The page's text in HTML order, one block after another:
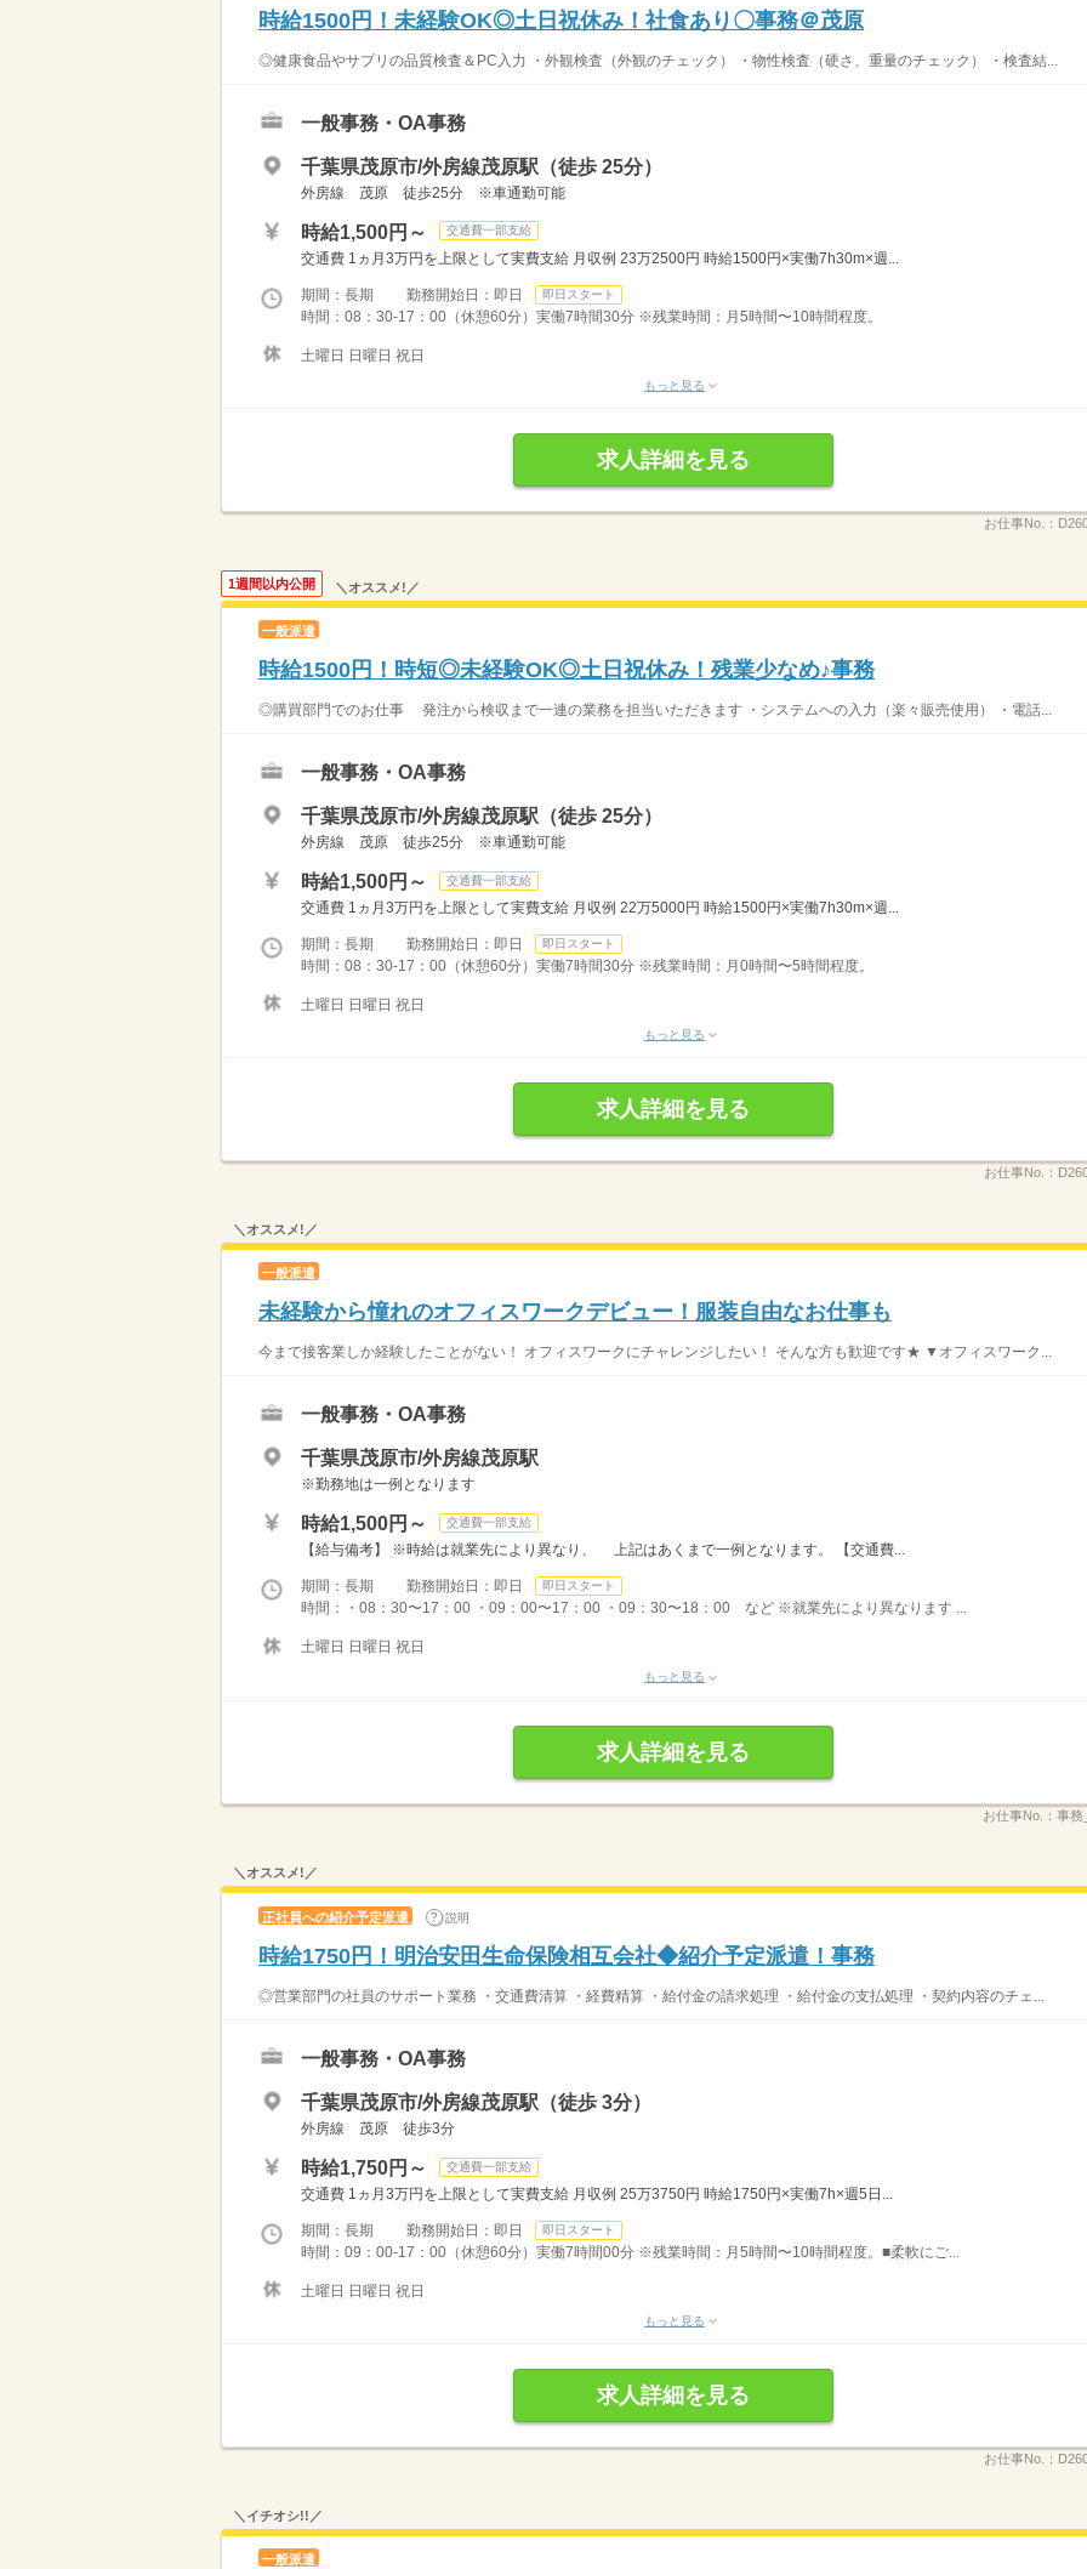
時給1500円！未経験OK◎土日祝休み！社食あり〇事務＠茂原
◎健康食品やサプリの品質検査＆PC入力 ・外観検査（外観のチェック） ・物性検査（硬さ、重量のチェック） ・検査結...
一般事務・OA事務
千葉県茂原市/外房線茂原駅（徒歩 25分）
外房線 茂原 徒歩25分 ※車通勤可能
時給1,500円～ 交通費一部支給
交通費 1ヵ月3万円を上限として実費支給 月収例 23万2500円 時給1500円×実働7h30m×週...
期間：長期 勤務開始日：即日 即日スタート
時間：08：30-17：00（休憩60分）実働7時間30分 ※残業時間：月5時間〜10時間程度。
土曜日 日曜日 祝日
もっと見る
求人詳細を見る
お仕事No.：
1週間以内公開 ＼オススメ!／
一般派遣
時給1500円！時短◎未経験OK◎土日祝休み！残業少なめ♪事務
◎購買部門でのお仕事 発注から検収まで一連の業務を担当いただきます ・システムへの入力（楽々販売使用） ・電話...
一般事務・OA事務
千葉県茂原市/外房線茂原駅（徒歩 25分）
外房線 茂原 徒歩25分 ※車通勤可能
時給1,500円～ 交通費一部支給
交通費 1ヵ月3万円を上限として実費支給 月収例 22万5000円 時給1500円×実働7h30m×週...
期間：長期 勤務開始日：即日 即日スタート
時間：08：30-17：00（休憩60分）実働7時間30分 ※残業時間：月0時間〜5時間程度。
土曜日 日曜日 祝日
もっと見る
求人詳細を見る
お仕事No.：
＼オススメ!／
一般派遣
未経験から憧れのオフィスワークデビュー！服装自由なお仕事も
今まで接客業しか経験したことがない！ オフィスワークにチャレンジしたい！ そんな方も歓迎です★ ▼オフィスワーク...
一般事務・OA事務
千葉県茂原市/外房線茂原駅
※勤務地は一例となります
時給1,500円～ 交通費一部支給
【給与備考】 ※時給は就業先により異なり、 上記はあくまで一例となります。 【交通費...
期間：長期 勤務開始日：即日 即日スタート
時間：・08：30〜17：00 ・09：00〜17：00 ・09：30〜18：00 など ※就業先により異なります ...
土曜日 日曜日 祝日
もっと見る
求人詳細を見る
お仕事No.： 事務
＼オススメ!／
正社員への紹介予定派遣 説明
時給1750円！明治安田生命保険相互会社◆紹介予定派遣！事務
◎営業部門の社員のサポート業務 ・交通費清算 ・経費精算 ・給付金の請求処理 ・給付金の支払処理 ・契約内容のチェ...
一般事務・OA事務
千葉県茂原市/外房線茂原駅（徒歩 3分）
外房線 茂原 徒歩3分
時給1,750円～ 交通費一部支給
交通費 1ヵ月3万円を上限として実費支給 月収例 25万3750円 時給1750円×実働7h×週5日...
期間：長期 勤務開始日：即日 即日スタート
時間：09：00-17：00（休憩60分）実働7時間00分 ※残業時間：月5時間〜10時間程度。■柔軟にご...
土曜日 日曜日 祝日
もっと見る
求人詳細を見る
お仕事No.：
＼イチオシ!!／
一般派遣